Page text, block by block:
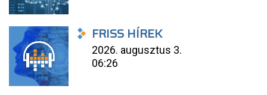
FRISS HÍREK
2026. augusztus 3.
06:26